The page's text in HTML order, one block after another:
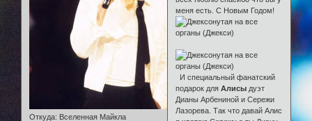
Откуда: Вселенная Майкла
меня есть. С Новым Годом!
И специальный фанатский
подарок дляАлисы дуэт
Дианы Арбениной и Сережи
Лазорева. Так что давай Алис